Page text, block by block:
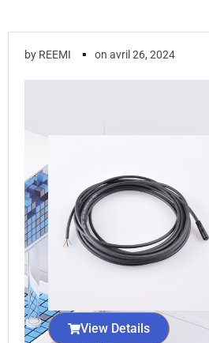
by REEMI ▪ on avril 26, 2024
View Details